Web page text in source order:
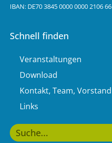
IBAN: DE70 3845 0000 0000 2106 66
Schnell finden
Veranstaltungen
Download
Kontakt, Team, Vorstand
Links